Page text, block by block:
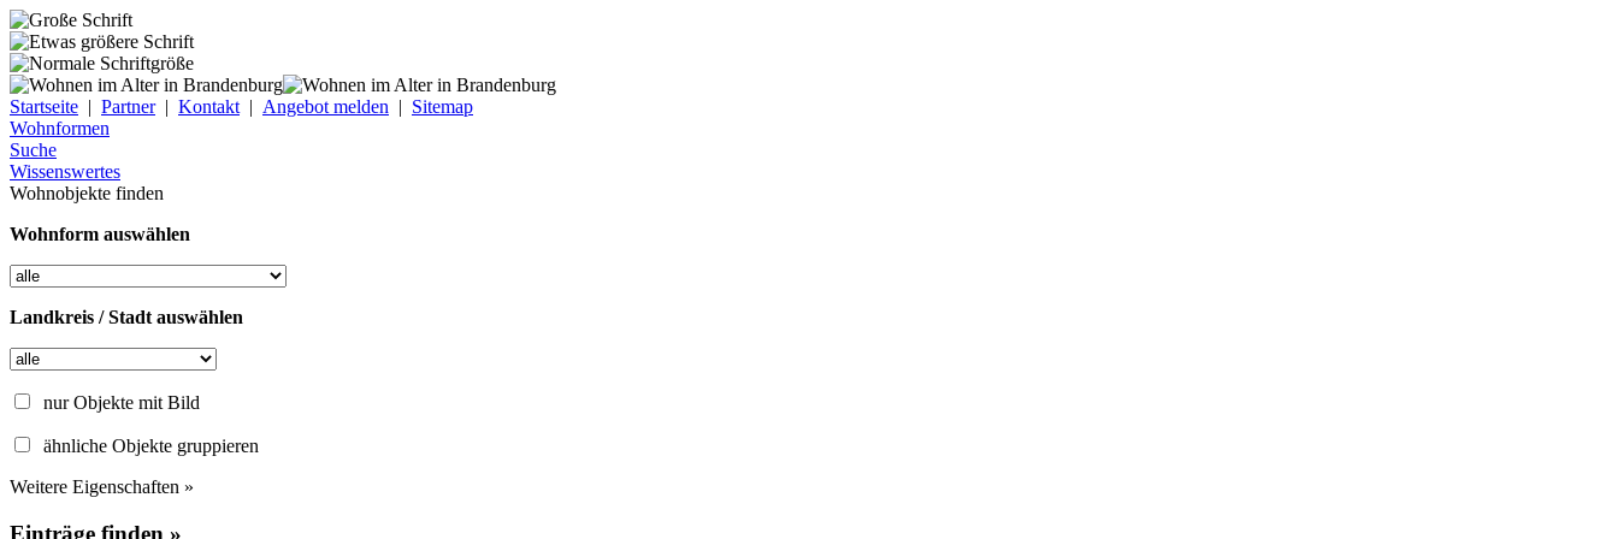
Startseite | Partner| Kontakt | Angebot melden | Sitemap
Wohnformen
Suche
Wissenswertes
Wohnobjekte finden
Wohnform auswählen
Landkreis / Stadt auswählen
nur Objekte mit Bild
ähnliche Objekte gruppieren
Weitere Eigenschaften »
Einträge finden »